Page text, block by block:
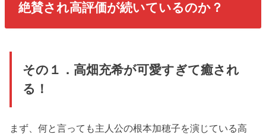
絶賛され高評価が続いているのか？
その１．高畑充希が可愛すぎて癒され
る！
まず、何と言っても主人公の根本加穂子を演じている高